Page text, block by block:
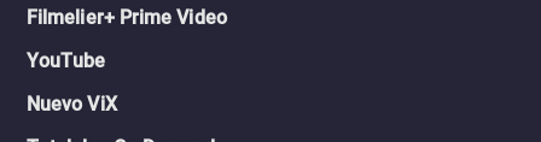
Filmelier+ Prime Video
YouTube
Nuevo ViX